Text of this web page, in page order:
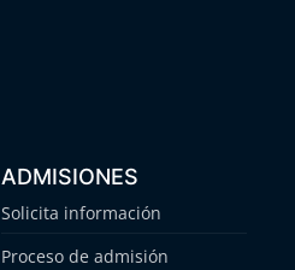
ADMISIONES
Solicita información
Proceso de admisión